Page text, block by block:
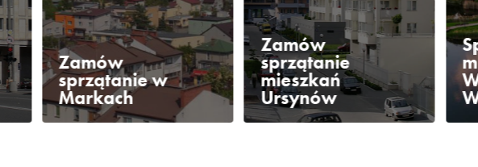
Zamów
sprzątanie w
Markach
Zamów
sprzątanie
mieszkań
Ursynów